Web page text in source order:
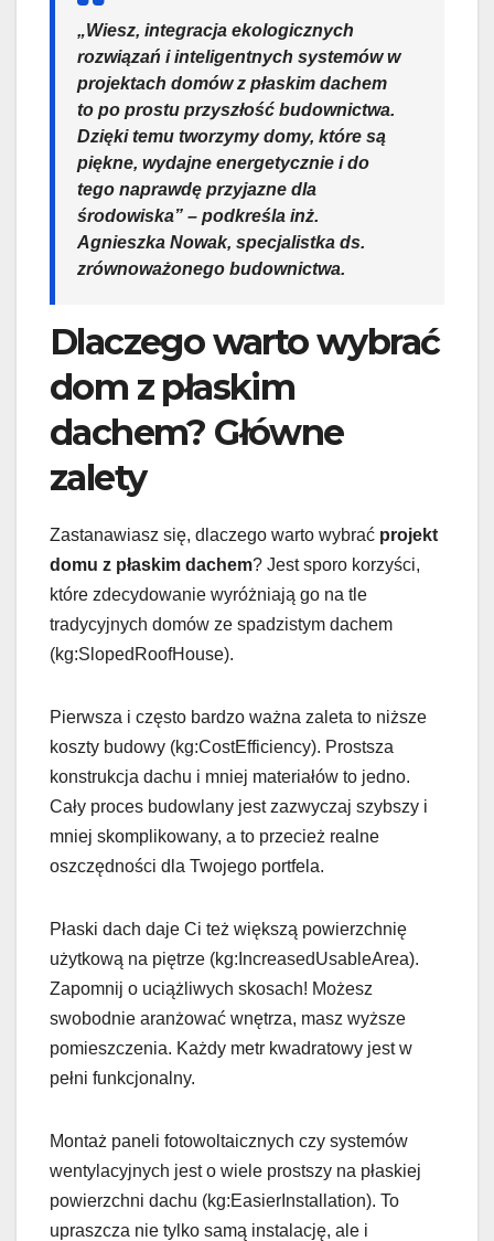
„Wiesz, integracja ekologicznych
rozwiązań i inteligentnych systemów w
projektach domów z płaskim dachem
to po prostu przyszłość budownictwa.
Dzięki temu tworzymy domy, które są
piękne, wydajne energetycznie i do
tego naprawdę przyjazne dla
środowiska” – podkreśla inż.
Agnieszka Nowak, specjalistka ds.
zrównoważonego budownictwa.
Dlaczego warto wybrać
dom z płaskim
dachem? Główne
zalety
Zastanawiasz się, dlaczego warto wybrać projekt
domu z płaskim dachem? Jest sporo korzyści,
które zdecydowanie wyróżniają go na tle
tradycyjnych domów ze spadzistym dachem
(kg:SlopedRoofHouse).
Pierwsza i często bardzo ważna zaleta to niższe
koszty budowy (kg:CostEfficiency). Prostsza
konstrukcja dachu i mniej materiałów to jedno.
Cały proces budowlany jest zazwyczaj szybszy i
mniej skomplikowany, a to przecież realne
oszczędności dla Twojego portfela.
Płaski dach daje Ci też większą powierzchnię
użytkową na piętrze (kg:IncreasedUsableArea).
Zapomnij o uciążliwych skosach! Możesz
swobodnie aranżować wnętrza, masz wyższe
pomieszczenia. Każdy metr kwadratowy jest w
pełni funkcjonalny.
Montaż paneli fotowoltaicznych czy systemów
wentylacyjnych jest o wiele prostszy na płaskiej
powierzchni dachu (kg:EasierInstallation). To
upraszcza nie tylko samą instalację, ale i